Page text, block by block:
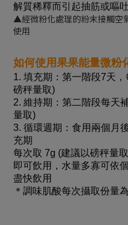
解質稀釋而引起抽筋或嘔
▲經微粉化處理的粉末接觸空
使用
如何使用果果能量微粉
1. 填充期：第一階段7天
磅秤量取)
2. 維持期：第二階段每天
量取)
3. 循環週期：食用兩個月
充期
每次取 7g (建議以磅秤量
即可飲用，水量多寡可依
盡快飲用
＊調味肌酸每次攝取份量